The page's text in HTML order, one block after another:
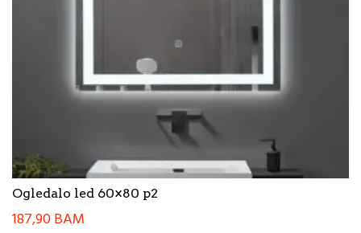
Ogledalo led 60×80 p2
187,90BAM